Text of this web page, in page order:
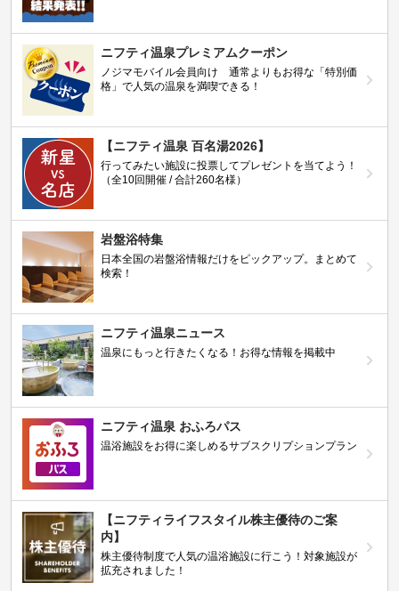
ニフティ温泉プレミアムクーポン
ノジマモバイル会員向け 通常よりもお得な「特別価
格」で人気の温泉を満喫できる！
【ニフティ温泉 百名湯2026】
行ってみたい施設に投票してプレゼントを当てよう！
（全10回開催 / 合計260名様）
岩盤浴特集
日本全国の岩盤浴情報だけをピックアップ。まとめて
検索！
ニフティ温泉ニュース
温泉にもっと行きたくなる！お得な情報を掲載中
ニフティ温泉 おふろパス
温浴施設をお得に楽しめるサブスクリプションプラン
【ニフティライフスタイル株主優待のご案
内】
株主優待制度で人気の温浴施設に行こう！対象施設が
拡充されました！